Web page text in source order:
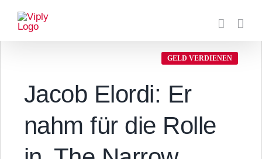
Inhalt
springen
GELD VERDIENEN
Jacob Elordi: Er
nahm für die Rolle